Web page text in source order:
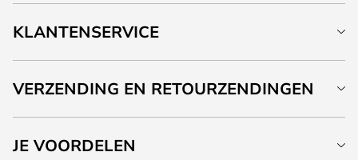
KLANTENSERVICE
VERZENDING EN RETOURZENDINGEN
JE VOORDELEN